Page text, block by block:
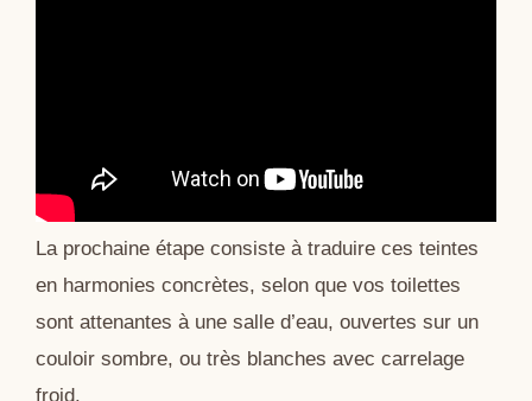
La prochaine étape consiste à traduire ces teintes
en harmonies concrètes, selon que vos toilettes
sont attenantes à une salle d’eau, ouvertes sur un
couloir sombre, ou très blanches avec carrelage
froid.